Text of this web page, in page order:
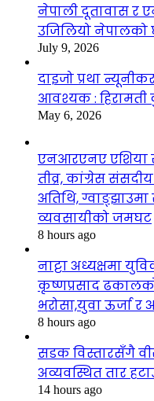
नेपाली दूतावास र
उजिलियो नेपालको
July 9, 2026
दाइजो प्रथा
आवश्यक : हिरामती
May 6, 2026
एनआरएनए एशिया
तीव्र, कांग्रेस
अतिथि,
व्यवसायीको जमघट
8 hours ago
नाट्टा अध्यक्षमा
कृष्णप्रसाद ढकालको
भरोसा,युवा ऊर्जा
8 hours ago
सडक विस्तारसँगै
अव्यवस्थित तार
14 hours ago